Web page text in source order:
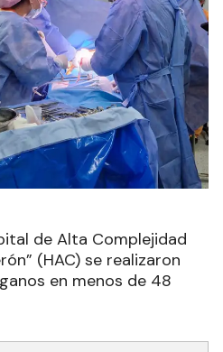
de Alta Complejidad
(HAC) se realizaron
en menos de 48